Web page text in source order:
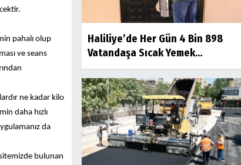
pahalı olup
ve seans
ne kadar kilo
daha hızlı
da
bulunan
Mehmet YILDIRIM
Şanlıurfa Şehir Hastanesi'nin
Başhekimi Şanlıurfalı Olmalı
Hamit DERMAN
Gençler Yaz Kulübünde
Eğlenerek Öğreniyor
Mert YILDIRIM
Haliliye’de Her Gün 4 Bin 898
Vatandaşa Sıcak Yemek...